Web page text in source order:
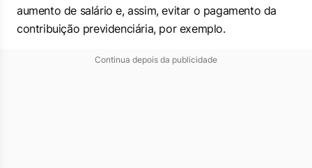
aumento de salário e, assim, evitar o pagamento da
contribuição previdenciária, por exemplo.
Continua depois da publicidade